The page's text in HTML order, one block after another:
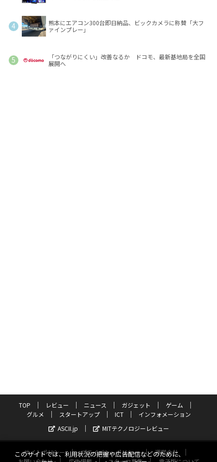
熊本にエアコン300台即日納品、ビックカメラに称賛「大フ
ァインプレー」
「つながりにくい」改善なるか ドコモ、最新基地局を全国
展開へ
TOP レビュー ニュース ガジェット
ゲーム
グルメ
スタートアップ ICT
インフォメーション
ASCII.jp
MITテクノロジーレビュー
サイトポリシー プライバシーポリシー
運営会社
このサイトでは、利用状況の把握や広告配信などのために、